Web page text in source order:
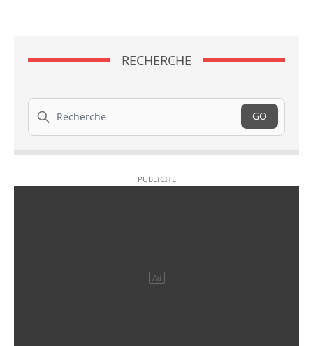
RECHERCHE
Recherche
GO